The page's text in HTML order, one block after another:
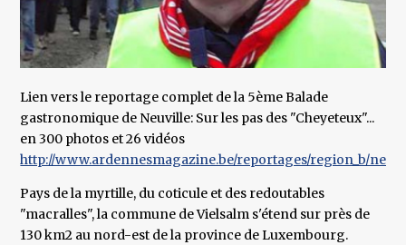
Lien vers le reportage complet de la 5ème Balade
gastronomique de Neuville: Sur les pas des "Cheyeteux"...
en 300 photos et 26 vidéos
http://www.ardennesmagazine.be/reportages/region_b/
Pays de la myrtille, du coticule et des redoutables
"macralles", la commune de Vielsalm s'étend sur près de
130 km2 au nord-est de la province de Luxembourg.